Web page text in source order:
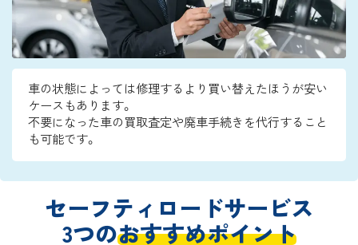
車の状態によっては修理するより買い替えたほうが安い
ケースもあります。
不要になった車の買取査定や廃車手続きを代行すること
も可能です。
セーフティロードサービス
3つのおすすめポイント